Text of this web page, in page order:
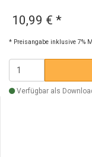
10,99 € *
* Preisangabe inklusive 7%
Verfügbar als